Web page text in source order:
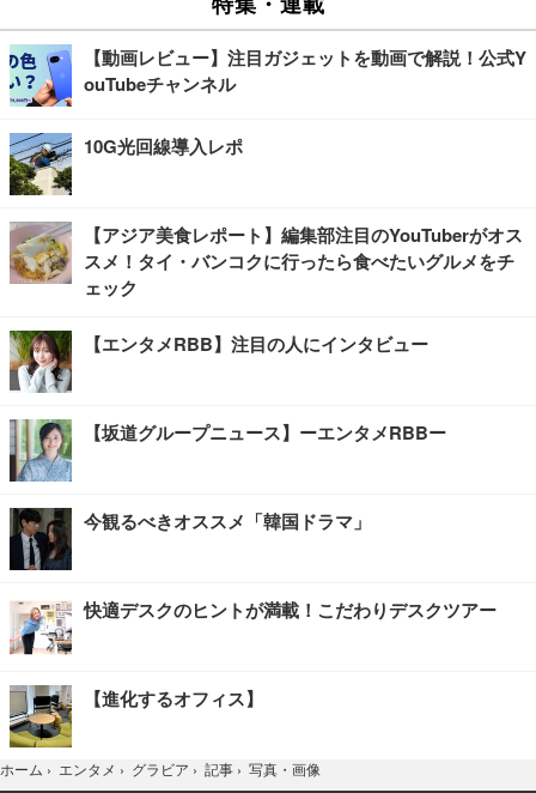
【動画レビュー】注目ガジェットを動画で解説！公式Y
ouTubeチャンネル
10G光回線導入レポ
【アジア美食レポート】編集部注目のYouTuberがオス
スメ！タイ・バンコクに行ったら食べたいグルメをチ
ェック
【エンタメRBB】注目の人にインタビュー
【坂道グループニュース】ーエンタメRBBー
今観るべきオススメ「韓国ドラマ」
快適デスクのヒントが満載！こだわりデスクツアー
【進化するオフィス】
ホーム › エンタメ › グラビア › 記事 › 写真・画像